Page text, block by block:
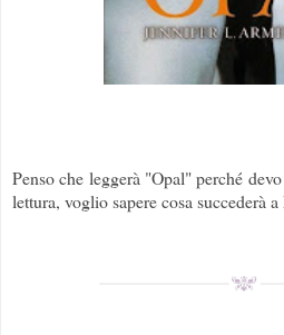
Penso che leggerà "Opal" perché
lettura, voglio sapere cosa succederà